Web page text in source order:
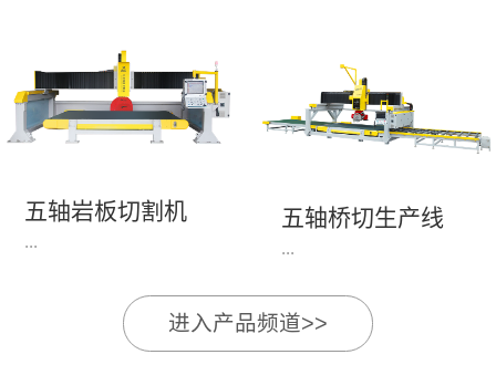
永达机电7头岩板倒角
开槽机，该设备采用流
水线作业，加工效率
陶瓷人造石进行直边斜
边修边倒角并开槽。
1、简单易学的编程软
件，直观，快速，易
学。2、操作系统简单
稳、可靠。3、前后刀
切割，带去毛刺倒角功
面，不崩边。4、大板
平稳输送进出，切割加
五轴岩板切割机
...
1、简单易学的编程软
五轴桥切生产线
...
》》五轴桥切高配型
进入产品频道>>